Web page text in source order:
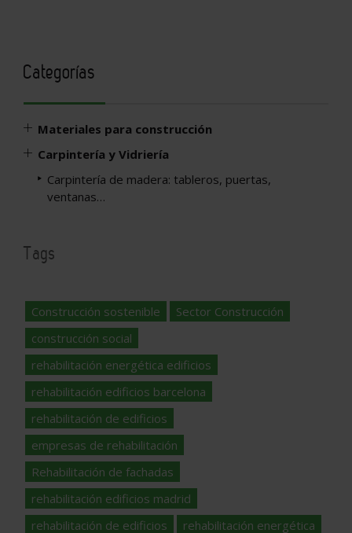
Categorías
Materiales para construcción
Carpintería y Vidriería
Carpintería de madera: tableros, puertas,
ventanas…
Tags
Construcción sostenible
Sector Construcción
construcción social
rehabilitación energética edificios
rehabilitación edificios barcelona
rehabilitación de edificios
empresas de rehabilitación
Rehabilitación de fachadas
rehabilitación edificios madrid
rehabilitación de edificios
rehabilitación energética